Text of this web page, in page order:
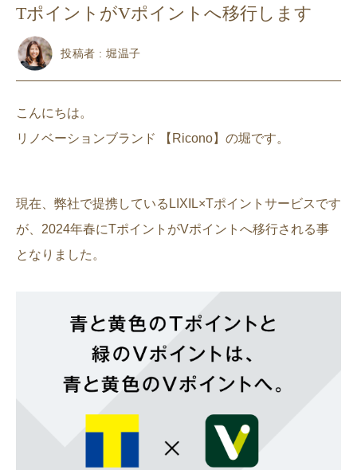
TポイントがVポイントへ移行します
投稿者 : 堀温子
こんにちは。
リノベーションブランド 【Ricono】の堀です。
現在、弊社で提携しているLIXIL×Tポイントサービスです
が、2024年春にTポイントがVポイントへ移行される事
となりました。